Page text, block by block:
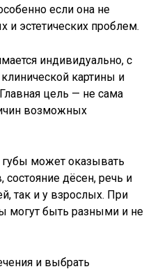
если она не
эстетических проблем.
индивидуально, с
картины и
цель — не сама
возможных
губы может оказывать
состояние дёсен, речь и
так и у взрослых. При
могут быть разными и не
и выбрать